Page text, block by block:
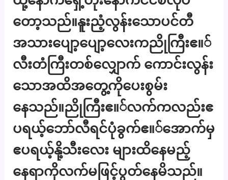
တော့သည်။နူးညံ့လွန်းသောပင်တီ
အသားပျော့ပျော့လေးကညိုကြီးဧ။်
လီးတံကြီးတစ်လျှောက် ကောင်းလွန်း
သောအထိအတွေ့ကိုပေးစွမ်း
နေသည်။ညိုကြီးဧ။်လက်ကလည်းဧ
ပရယ့်ဘော်လီရင်ပုံခွက်ဧ။်အောက်မှ
ဧပရယ့်နို့သီးလေး များထိနေမည့်
နေရာကိုလက်မဖြင့်ပွတ်နေမိသည်။